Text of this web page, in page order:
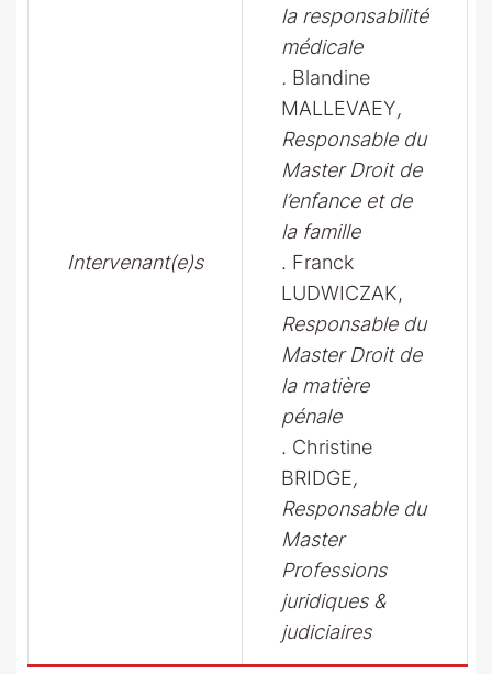
Intervenant(e)s
la responsabilité
médicale
. Blandine
MALLEVAEY,
Responsable du
Master Droit de
l’enfance et de
la famille
. Franck
LUDWICZAK,
Responsable du
Master Droit de
la matière
pénale
. Christine
BRIDGE,
Responsable du
Master
Professions
juridiques &
judiciaires